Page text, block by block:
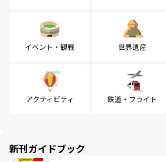
イベント・観戦 世界遺産
アクティビティ 鉄道・フライト
新刊ガイドブック